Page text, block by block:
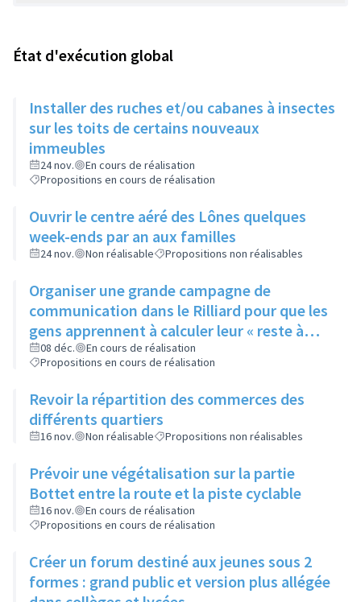
État d'exécution global
Installer des ruches et/ou cabanes à insectes
sur les toits de certains nouveaux
immeubles
24 nov.
En cours de réalisation
Propositions en cours de réalisation
Ouvrir le centre aéré des Lônes quelques
week-ends par an aux familles
24 nov. Non réalisable Propositions non réalisables
Organiser une grande campagne de
communication dans le Rilliard pour que les
gens apprennent à calculer leur « reste à
vivre »
08 déc.
En cours de réalisation
Propositions en cours de réalisation
Revoir la répartition des commerces des
différents quartiers
16 nov. Non réalisable Propositions non réalisables
Prévoir une végétalisation sur la partie
Bottet entre la route et la piste cyclable
16 nov.
En cours de réalisation
Propositions en cours de réalisation
Créer un forum destiné aux jeunes sous 2
formes : grand public et version plus allégée